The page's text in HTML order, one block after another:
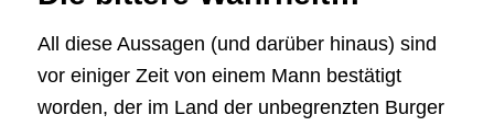
All diese Aussagen (und darüber hinaus) sind
vor einiger Zeit von einem Mann bestätigt
worden, der im Land der unbegrenzten Burger